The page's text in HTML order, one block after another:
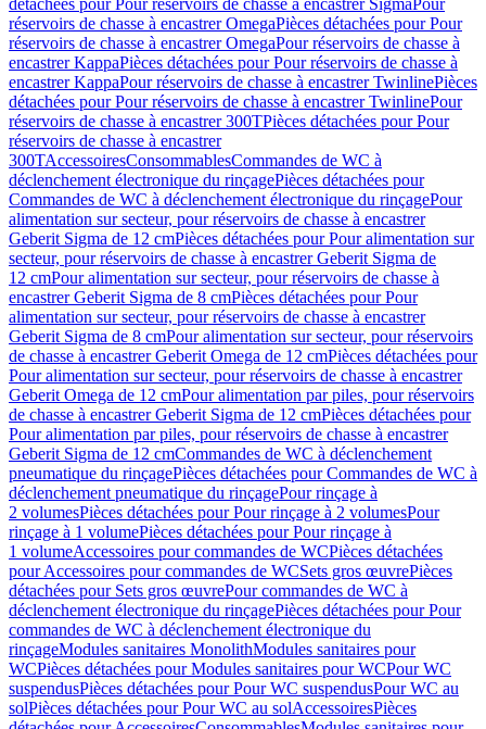
détachées pour Pour réservoirs de chasse à encastrer SigmaPour
réservoirs de chasse à encastrer OmegaPièces détachées pour Pour
réservoirs de chasse à encastrer OmegaPour réservoirs de chasse à
encastrer KappaPièces détachées pour Pour réservoirs de chasse à
encastrer KappaPour réservoirs de chasse à encastrer TwinlinePièces
détachées pour Pour réservoirs de chasse à encastrer TwinlinePour
réservoirs de chasse à encastrer 300TPièces détachées pour Pour
réservoirs de chasse à encastrer
300TAccessoiresConsommablesCommandes de WC à
déclenchement électronique du rinçagePièces détachées pour
Commandes de WC à déclenchement électronique du rinçagePour
alimentation sur secteur, pour réservoirs de chasse à encastrer
Geberit Sigma de 12 cmPièces détachées pour Pour alimentation sur
secteur, pour réservoirs de chasse à encastrer Geberit Sigma de
12 cmPour alimentation sur secteur, pour réservoirs de chasse à
encastrer Geberit Sigma de 8 cmPièces détachées pour Pour
alimentation sur secteur, pour réservoirs de chasse à encastrer
Geberit Sigma de 8 cmPour alimentation sur secteur, pour réservoirs
de chasse à encastrer Geberit Omega de 12 cmPièces détachées pour
Pour alimentation sur secteur, pour réservoirs de chasse à encastrer
Geberit Omega de 12 cmPour alimentation par piles, pour réservoirs
de chasse à encastrer Geberit Sigma de 12 cmPièces détachées pour
Pour alimentation par piles, pour réservoirs de chasse à encastrer
Geberit Sigma de 12 cmCommandes de WC à déclenchement
pneumatique du rinçagePièces détachées pour Commandes de WC à
déclenchement pneumatique du rinçagePour rinçage à
2 volumesPièces détachées pour Pour rinçage à 2 volumesPour
rinçage à 1 volumePièces détachées pour Pour rinçage à
1 volumeAccessoires pour commandes de WCPièces détachées
pour Accessoires pour commandes de WCSets gros œuvrePièces
détachées pour Sets gros œuvrePour commandes de WC à
déclenchement électronique du rinçagePièces détachées pour Pour
commandes de WC à déclenchement électronique du
rinçageModules sanitaires MonolithModules sanitaires pour
WCPièces détachées pour Modules sanitaires pour WCPour WC
suspendusPièces détachées pour Pour WC suspendusPour WC au
solPièces détachées pour Pour WC au solAccessoiresPièces